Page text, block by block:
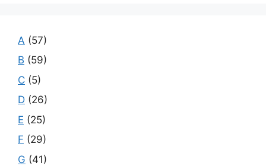
A (57)
B (59)
C (5)
D (26)
E (25)
F (29)
G (41)